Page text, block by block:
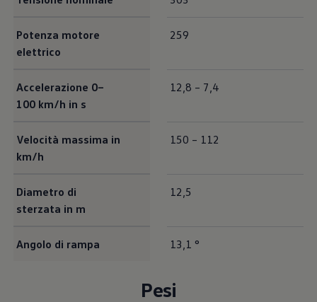
VanLife Stories
75 anni di Bulli
Guida autonoma
Contatti
Potenza motore
elettrico
259
Accelerazione 0–
100 km/h in s
12,8 – 7,4
Velocità massima in
km/h
150 – 112
Diametro di
sterzata in m
12,5
Angolo di rampa 13,1 °
Pesi